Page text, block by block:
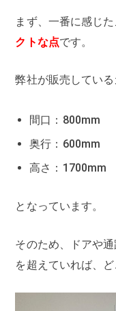
まず、一番に感じた
クトな点です。
弊社が販売している
間口：800mm
奥行：600mm
高さ：1700mm
となっています。
そのため、ドアや
を超えていれば、